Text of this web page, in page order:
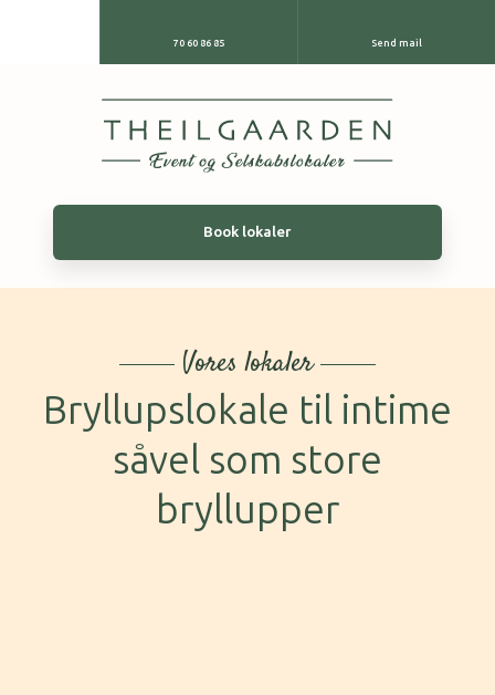
70 60 86 85 Send mail
Book lokaler
Vores lokaler​
Bryllupslokale til intime
​​såvel som store
bryllupper